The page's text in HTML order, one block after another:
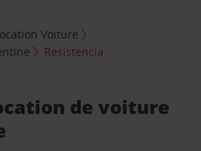
Voiture
Resistencia
de voiture